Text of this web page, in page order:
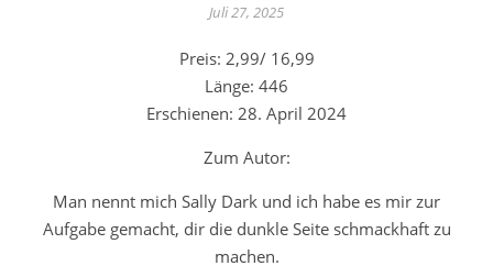
Juli 27, 2025
Preis: 2,99/ 16,99
Länge: 446
Erschienen: 28. April 2024
Zum Autor:
Man nennt mich Sally Dark und ich habe es mir zur
Aufgabe gemacht, dir die dunkle Seite schmackhaft zu
machen.